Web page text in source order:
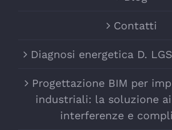
Contatti
Diagnosi energetica D.
Progettazione BIM per
industriali: la soluzione
interferenze e